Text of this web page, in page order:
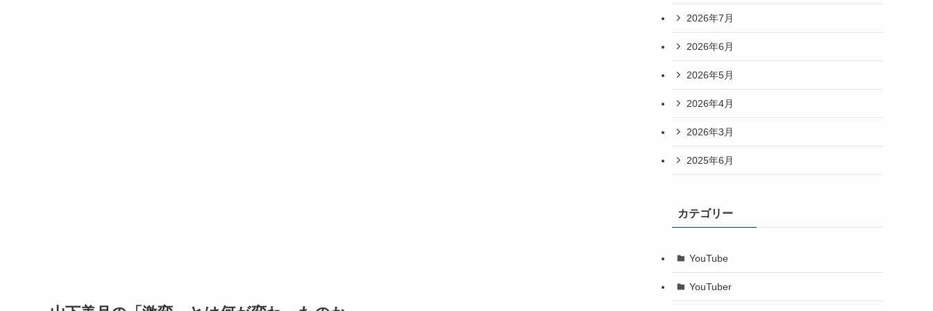
2026年7月
2026年6月
2026年5月
2026年4月
2026年3月
2025年6月
カテゴリー
YouTube
YouTuber